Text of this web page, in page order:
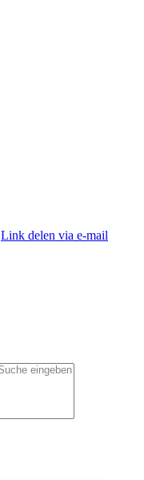
Link delen via e-mail